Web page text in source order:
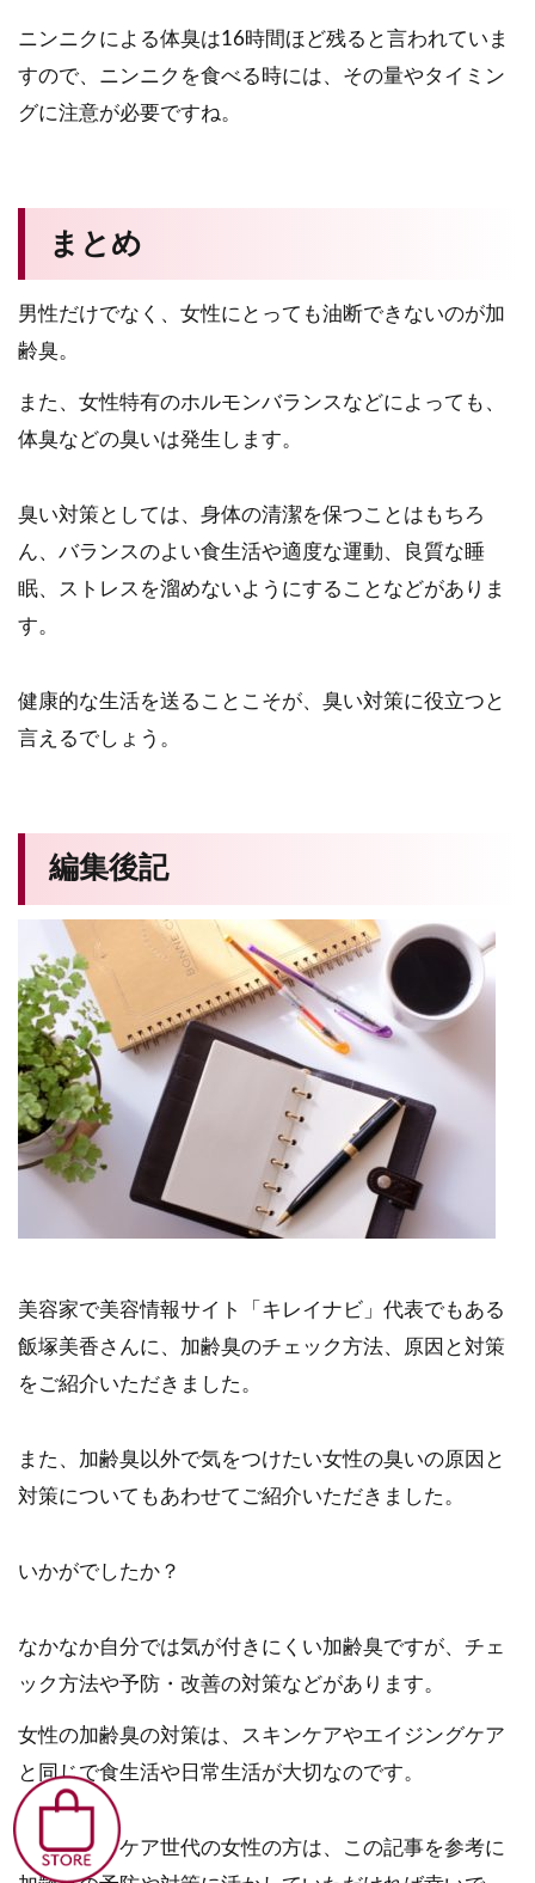
ニンニクによる体臭は16時間ほど残ると言われていま
すので、ニンニクを食べる時には、その量やタイミン
グに注意が必要ですね。
まとめ
男性だけでなく、女性にとっても油断できないのが加
齢臭。
また、女性特有のホルモンバランスなどによっても、
体臭などの臭いは発生します。
臭い対策としては、身体の清潔を保つことはもちろ
ん、バランスのよい食生活や適度な運動、良質な睡
眠、ストレスを溜めないようにすることなどがありま
す。
健康的な生活を送ることこそが、臭い対策に役立つと
言えるでしょう。
編集後記
美容家で美容情報サイト「キレイナビ」代表でもある
飯塚美香さんに、加齢臭のチェック方法、原因と対策
をご紹介いただきました。
また、加齢臭以外で気をつけたい女性の臭いの原因と
対策についてもあわせてご紹介いただきました。
いかがでしたか？
なかなか自分では気が付きにくい加齢臭ですが、チェ
ック方法や予防・改善の対策などがあります。
女性の加齢臭の対策は、スキンケアやエイジングケア
と同じで食生活や日常生活が大切なのです。
エイジングケア世代の女性の方は、この記事を参考に